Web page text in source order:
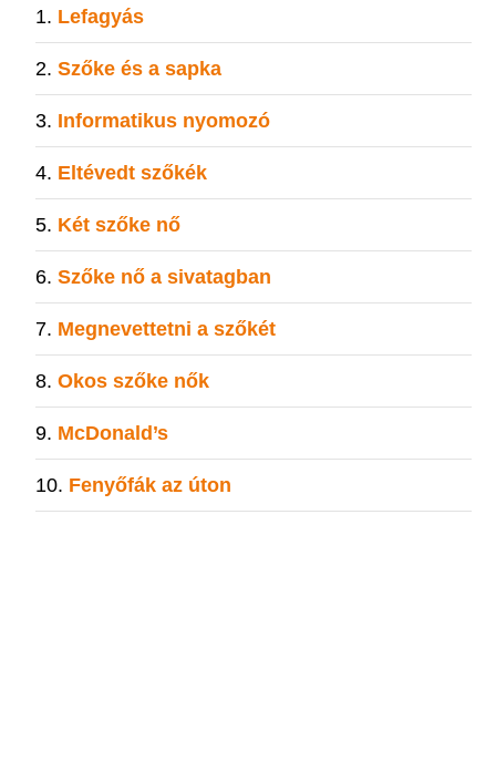
Lefagyás
Szőke és a sapka
Informatikus nyomozó
Eltévedt szőkék
Két szőke nő
Szőke nő a sivatagban
Megnevettetni a szőkét
Okos szőke nők
McDonald’s
Fenyőfák az úton